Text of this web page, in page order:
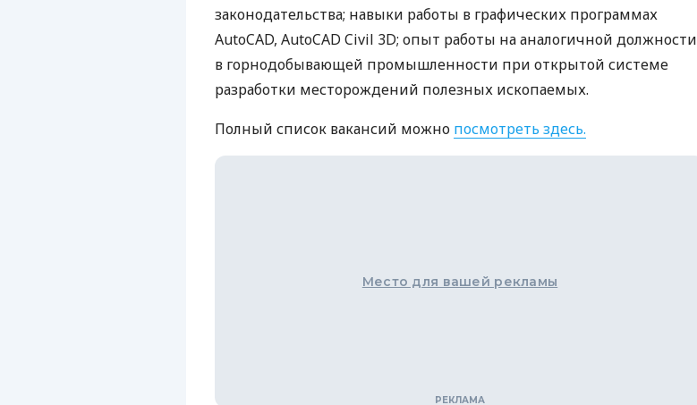
законодательства; навыки работы в графических программах
AutoCAD, AutoCAD Civil 3D; опыт работы на аналогичной должности
в горнодобывающей промышленности при открытой системе
разработки месторождений полезных ископаемых.
Полный список вакансий можно посмотреть здесь.
Место для вашей рекламы